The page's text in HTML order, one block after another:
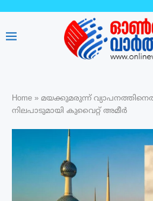
Home » മയക്കുമരുന്ന്
നിലപാടുമായി കുവൈറ്റ് അമീർ